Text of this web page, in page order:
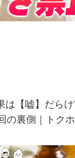
は【嘘】だら
の裏側｜トク